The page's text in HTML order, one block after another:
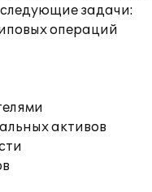
задачи:
операций
активов